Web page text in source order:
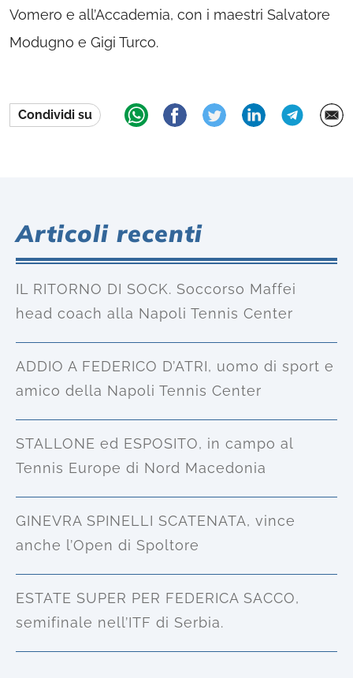
Vomero e all’Accademia, con i maestri Salvatore
Modugno e Gigi Turco.
Condividi su
Articoli recenti
IL RITORNO DI SOCK. Soccorso Maffei
head coach alla Napoli Tennis Center
ADDIO A FEDERICO D’ATRI, uomo di sport e
amico della Napoli Tennis Center
STALLONE ed ESPOSITO, in campo al
Tennis Europe di Nord Macedonia
GINEVRA SPINELLI SCATENATA, vince
anche l’Open di Spoltore
ESTATE SUPER PER FEDERICA SACCO,
semifinale nell’ITF di Serbia.